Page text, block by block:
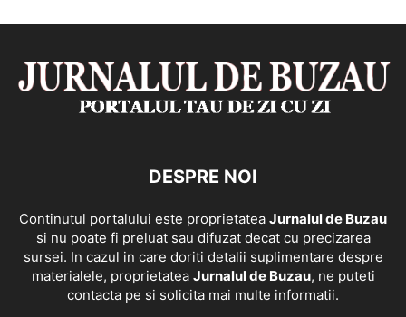
DESPRE NOI
Continutul portalului este proprietatea Jurnalul de Buzau
si nu poate fi preluat sau difuzat decat cu precizarea
sursei. In cazul in care doriti detalii suplimentare despre
materialele, proprietatea Jurnalul de Buzau, ne puteti
contacta pe si solicita mai multe informatii.